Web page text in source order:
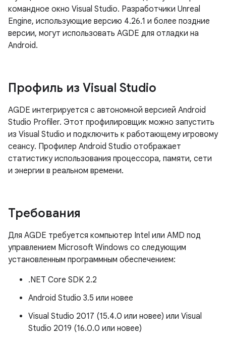
командное окно Visual Studio. Разработчики Unreal
Engine, использующие версию 4.26.1 и более поздние
версии, могут использовать AGDE для отладки на
Android.
Профиль из Visual Studio
AGDE интегрируется с автономной версией Android
Studio Profiler. Этот профилировщик можно запустить
из Visual Studio и подключить к работающему игровому
сеансу. Профилер Android Studio отображает
статистику использования процессора, памяти, сети
и энергии в реальном времени.
Требования
Для AGDE требуется компьютер Intel или AMD под
управлением Microsoft Windows со следующим
установленным программным обеспечением:
.NET Core SDK 2.2
Android Studio 3.5 или новее
Visual Studio 2017 (15.4.0 или новее) или Visual
Studio 2019 (16.0.0 или новее)